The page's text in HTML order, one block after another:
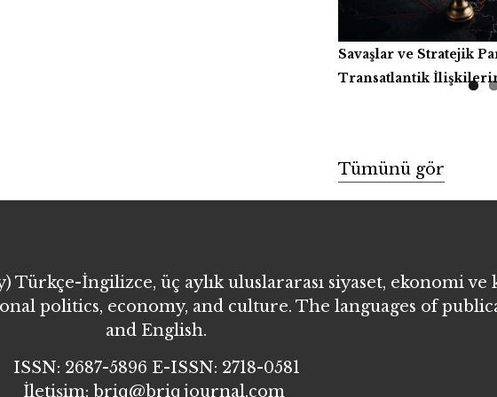
Savaşlar ve Stratejik
Transatlantik İlişkilerin
Yapay Zekâ, Üretici
Ortak Refahı
Kitap İncelemesi
Tümünü gör
İngilizce, üç aylık uluslararası siyaset, ekonomi
politics, economy, and culture. The languages of
and English.
ISSN: 2687-5896 E-ISSN: 2718-0581
İletişim: briq@briqjournal.com